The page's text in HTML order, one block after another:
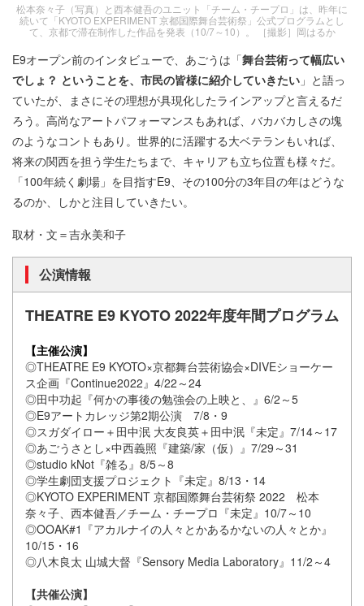
松本奈々子（写真）と西本健吾のユニット「チーム・チープロ」は、昨年に
続いて「KYOTO EXPERIMENT 京都国際舞台芸術祭」公式プログラムとし
て、京都で滞在制作した作品を発表（10/7～10）。 ［撮影］岡はるか
E9オープン前のインタビューで、あごうは「舞台芸術って幅広い
でしょ？ ということを、市民の皆様に紹介していきたい 」と語っ
ていたが、まさにその理想が具現化したラインアップと言えるだ
ろう。高尚なアートパフォーマンスもあれば、バカバカしさの塊
のようなコントもあり。世界的に活躍する大ベテランもいれば、
将来の関西を担う学生たちまで、キャリアも立ち位置も様々だ。
「100年続く劇場」を目指すE9、その100分の3年目の年はどうな
るのか、しかと注目していきたい。
取材・文＝吉永美和子
公演情報
THEATRE E9 KYOTO 2022年度年間プログラム
【主催公演】
◎THEATRE E9 KYOTO×京都舞台芸術協会×DIVEショーケー
ス企画『Continue2022』4/22～24
◎田中功起『何かの事後の勉強会の上映と、』6/2～5
◎E9アートカレッジ第2期公演 7/8・9
◎スガダイロー＋田中泯 大友良英＋田中泯『未定』7/14～17
◎あごうさとし×中西義照『建築/家（仮）』7/29～31
◎studio kNot『雑る』8/5～8
◎学生劇団支援プロジェクト『未定』8/13・14
◎KYOTO EXPERIMENT 京都国際舞台芸術祭 2022 松本
奈々子、西本健吾／チーム・チープロ『未定』10/7～10
◎OOAK#1『アカルナイの人々とかあるかないの人々とか』
10/15・16
◎八木良太 山城大督『Sensory Media Laboratory』11/2～4
【共催公演】